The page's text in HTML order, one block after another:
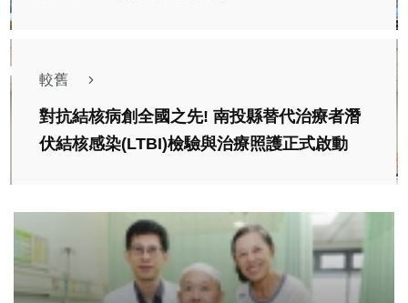
較舊
對抗結核病創全國之先! 南投縣替代治療者潛
伏結核感染(LTBI)檢驗與治療照護正式啟動